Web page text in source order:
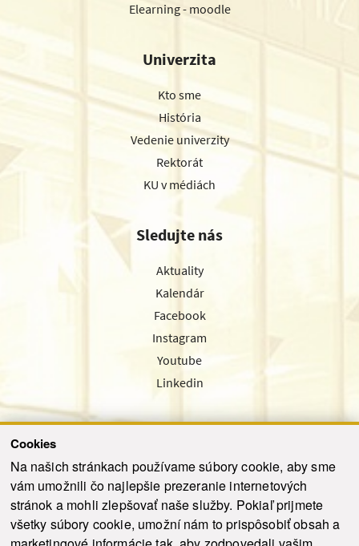
Cookies
Na našich stránkach používame súbory cookie, aby sme
vám umožnili čo najlepšie prezeranie internetových
stránok a mohli zlepšovať naše služby. Pokiaľ prijmete
všetky súbory cookie, umožní nám to prispôsobiť obsah a
Elearning - moodle
Univerzita
Kto sme
História
Vedenie univerzity
Rektorát
KU v médiách
Sledujte nás
Aktuality
Kalendár
Facebook
Instagram
Youtube
Linkedin